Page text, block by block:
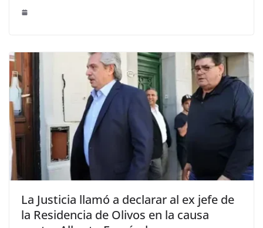
La Justicia llamó a declarar al ex jefe de
la Residencia de Olivos en la causa